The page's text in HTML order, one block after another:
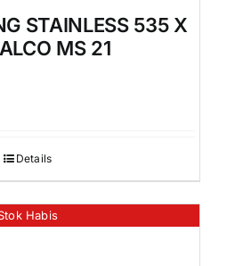
STAINLESS 535 X
MS 21
Details
Habis